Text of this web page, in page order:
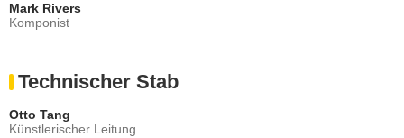
Mark Rivers
Komponist
Technischer Stab
Otto Tang
Künstlerischer Leitung